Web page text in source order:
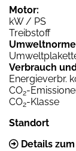
Motor:
kW / PS
Treibstoff
Verbrauch
Energieverbr.
CO2-
CO2-Klasse
Standort
Details